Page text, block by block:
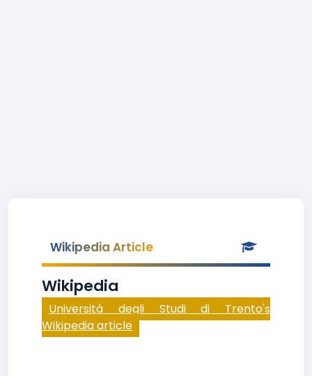
Wikipedia Article
Wikipedia
Università degli Studi di Trento's
Wikipedia article